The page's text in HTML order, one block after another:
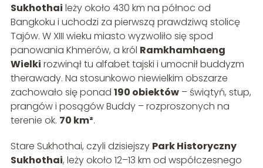
Sukhothai leży około 430 km na północ od
Bangkoku i uchodzi za pierwszą prawdziwą stolicę
Tajów. W XIII wieku miasto wyzwoliło się spod
panowania Khmerów, a król Ramkhamhaeng
Wielki rozwinął tu alfabet tajski i umocnił buddyzm
therawady. Na stosunkowo niewielkim obszarze
zachowało się ponad 190 obiektów– świątyń, stup,
prangów i posągów Buddy – rozproszonych na
terenie ok. 70 km².
Stare Sukhothai, czyli dzisiejszy Park Historyczny
Sukhothai, leży około 12–13 km od współczesnego